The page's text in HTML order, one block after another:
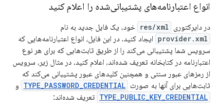
انواع اعتبارنامه‌های پشتیبانی‌شده را اعلام کنید
در دایرکتوری res/xml خود، یک فایل جدید به نام
provider.xml ایجاد کنید. در این فایل، انواع اعتبارنامه‌هایی که
سرویس شما پشتیبانی می‌کند را از طریق ثابت‌هایی که برای هر نوع
اعتبارنامه در کتابخانه تعریف شده‌اند، اعلام کنید. در مثال زیر، سرویس
از رمزهای عبور سنتی و همچنین کلیدهای عبور پشتیبانی می‌کند که
ثابت‌هایی برای آنها به صورت TYPE_PASSWORD_CREDENTIAL و
TYPE_PUBLIC_KEY_CREDENTIAL تعریف شده‌اند: